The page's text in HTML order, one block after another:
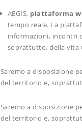
AEGIS, piattaforma
tempo reale. La
informazioni, incontri
soprattutto, della vita
Saremo a disposizione
del territorio e,
Saremo a disposizione
del territorio e,